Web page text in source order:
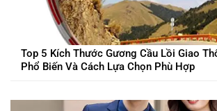
Top 5 Kích Thước Gương Cầu Lồi Giao
Phổ Biến Và Cách Lựa Chọn Phù Hợp